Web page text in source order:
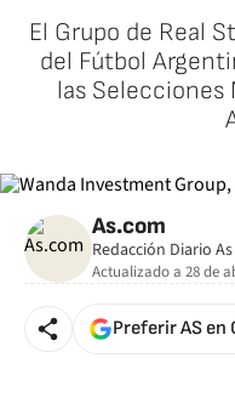
El Grupo de Real
del Fútbol
las
As.com
Redacción Diario As
Actualizado a 28 de
Preferir AS en